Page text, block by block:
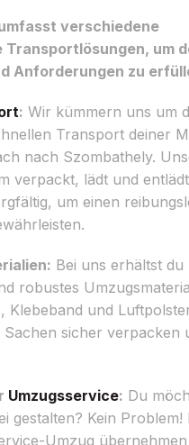
verschiedene
um
Anforderungen zu
: Wir kümmern uns um
Transport deiner
nach Szombathely.
verpackt, lädt und
um einen
Bei uns erhältst du
robustes
Klebeband und
Sachen sicher verpacken
Umzugsservice: Du
gestalten? Kein Problem!
Umzug